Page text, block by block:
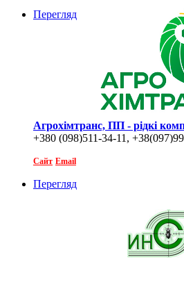
Перегляд
Агрохімтранс, ПП - рідкі
+380 (098)511-34-11,
Сайт Email
Перегляд